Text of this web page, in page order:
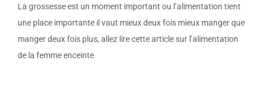
La grossesse est un moment important ou l’alimentation tient
une place importante il vaut mieux deux fois mieux manger que
manger deux fois plus, allez lire cette article sur l’alimentation
de la femme enceinte